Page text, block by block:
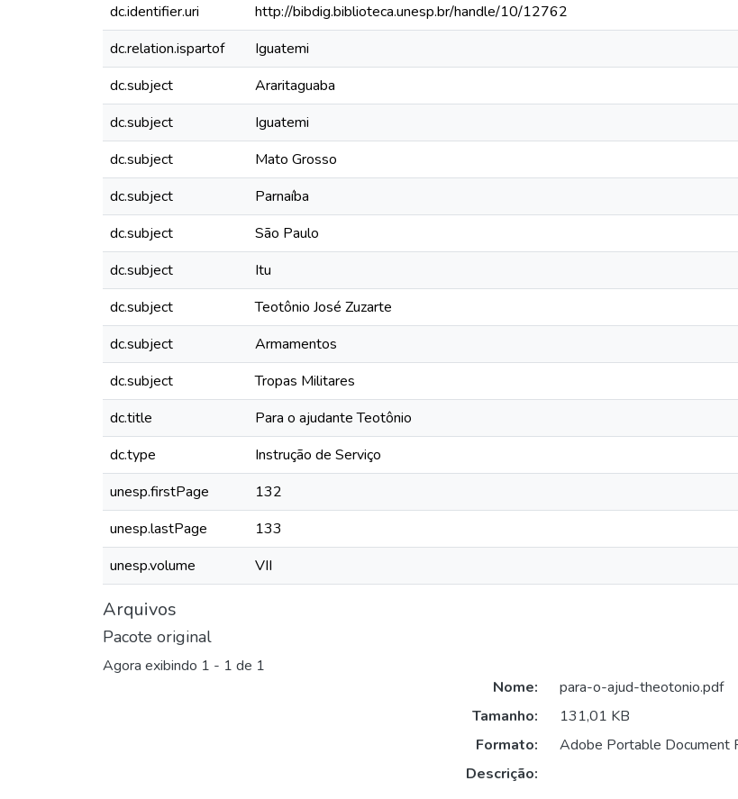
dc.identifier.uri
http://bibdig.biblioteca.unesp.br/handle/10/12762
dc.relation.ispartof
Iguatemi
dc.subject
Araritaguaba
dc.subject
Iguatemi
dc.subject
Mato Grosso
dc.subject
Parnaíba
dc.subject
São Paulo
dc.subject
Itu
dc.subject
Teotônio José Zuzarte
dc.subject
Armamentos
dc.subject
Tropas Militares
dc.title
Para o ajudante Teotônio
dc.type
Instrução de Serviço
unesp.firstPage
132
unesp.lastPage
133
unesp.volume
VII
Arquivos
Pacote original
Agora exibindo 1 - 1 de 1
Nome:
para-o-ajud-theotonio.pdf
Tamanho:
131,01 KB
Formato:
Adobe Portable Document
Descrição: